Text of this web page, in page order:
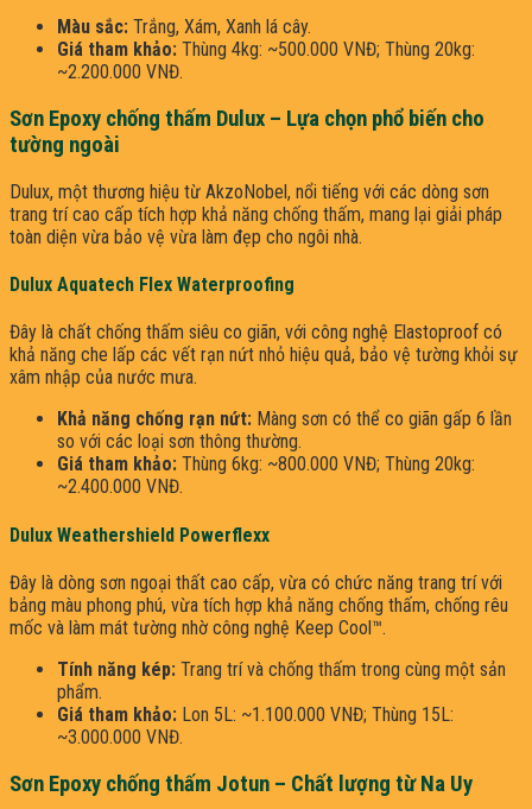
Màu sắc: Trắng, Xám, Xanh lá cây.
Giá tham khảo: Thùng 4kg: ~500.000 VNĐ; Thùng 20kg:
~2.200.000 VNĐ.
Sơn Epoxy chống thấm Dulux – Lựa chọn phổ biến cho
tường ngoài
Dulux, một thương hiệu từ AkzoNobel, nổi tiếng với các dòng sơn
trang trí cao cấp tích hợp khả năng chống thấm, mang lại giải pháp
toàn diện vừa bảo vệ vừa làm đẹp cho ngôi nhà.
Dulux Aquatech Flex Waterproofing
Đây là chất chống thấm siêu co giãn, với công nghệ Elastoproof có
khả năng che lấp các vết rạn nứt nhỏ hiệu quả, bảo vệ tường khỏi sự
xâm nhập của nước mưa.
Khả năng chống rạn nứt: Màng sơn có thể co giãn gấp 6 lần
so với các loại sơn thông thường.
Giá tham khảo: Thùng 6kg: ~800.000 VNĐ; Thùng 20kg:
~2.400.000 VNĐ.
Dulux Weathershield Powerflexx
Đây là dòng sơn ngoại thất cao cấp, vừa có chức năng trang trí với
bảng màu phong phú, vừa tích hợp khả năng chống thấm, chống rêu
mốc và làm mát tường nhờ công nghệ Keep Cool™.
Tính năng kép: Trang trí và chống thấm trong cùng một sản
phẩm.
Giá tham khảo: Lon 5L: ~1.100.000 VNĐ; Thùng 15L:
~3.000.000 VNĐ.
Sơn Epoxy chống thấm Jotun – Chất lượng từ Na Uy